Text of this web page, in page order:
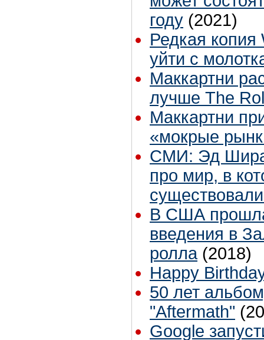
году (2021)
Редкая копия
уйти с
Маккартни
лучше The
Маккартни
«мокрые
СМИ: Эд
про мир, в
В США
введения в
ролла (2018)
Happy
50 лет
"Aftermath"
Google